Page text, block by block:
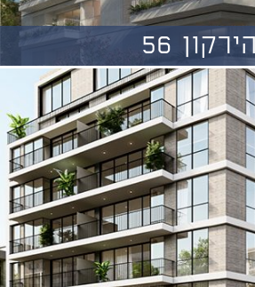
הירקון 56